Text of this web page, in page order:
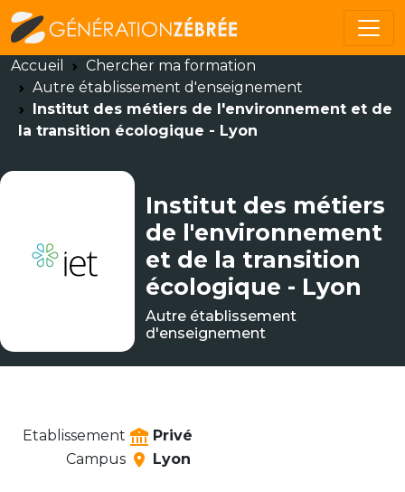
Accueil
Chercher ma formation
Autre établissement d'enseignement
Institut des métiers de l'environnement et de
la transition écologique - Lyon
Institut des métiers
de l'environnement
et de la transition
écologique - Lyon
Autre établissement
d'enseignement
Etablissement
Privé
Campus
Lyon